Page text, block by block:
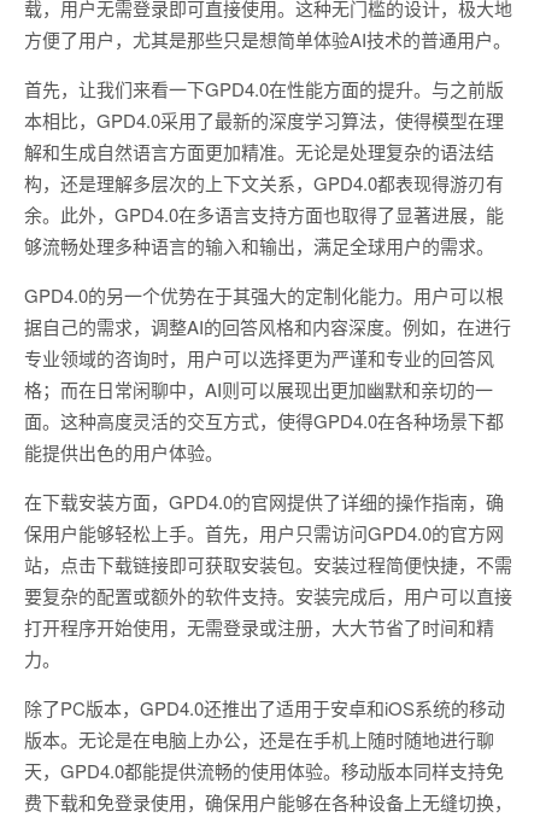
载，用户无需登录即可直接使用。这种无门槛的设计，极大地
方便了用户，尤其是那些只是想简单体验AI技术的普通用户。
首先，让我们来看一下GPD4.0在性能方面的提升。与之前版
本相比，GPD4.0采用了最新的深度学习算法，使得模型在理
解和生成自然语言方面更加精准。无论是处理复杂的语法结
构，还是理解多层次的上下文关系，GPD4.0都表现得游刃有
余。此外，GPD4.0在多语言支持方面也取得了显著进展，能
够流畅处理多种语言的输入和输出，满足全球用户的需求。
GPD4.0的另一个优势在于其强大的定制化能力。用户可以根
据自己的需求，调整AI的回答风格和内容深度。例如，在进行
专业领域的咨询时，用户可以选择更为严谨和专业的回答风
格；而在日常闲聊中，AI则可以展现出更加幽默和亲切的一
面。这种高度灵活的交互方式，使得GPD4.0在各种场景下都
能提供出色的用户体验。
在下载安装方面，GPD4.0的官网提供了详细的操作指南，确
保用户能够轻松上手。首先，用户只需访问GPD4.0的官方网
站，点击下载链接即可获取安装包。安装过程简便快捷，不需
要复杂的配置或额外的软件支持。安装完成后，用户可以直接
打开程序开始使用，无需登录或注册，大大节省了时间和精
力。
除了PC版本，GPD4.0还推出了适用于安卓和iOS系统的移动
版本。无论是在电脑上办公，还是在手机上随时随地进行聊
天，GPD4.0都能提供流畅的使用体验。移动版本同样支持免
费下载和免登录使用，确保用户能够在各种设备上无缝切换，